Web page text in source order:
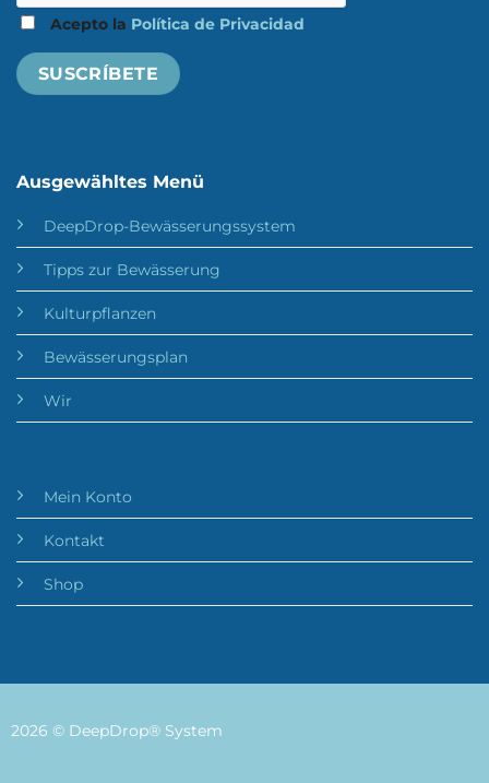
Ausgewähltes Menü
DeepDrop-Bewässerungssystem
Tipps zur Bewässerung
Kulturpflanzen
Bewässerungsplan
Wir
Mein Konto
Kontakt
Shop
Acepto la Política de Privacidad
2026 © DeepDrop® System